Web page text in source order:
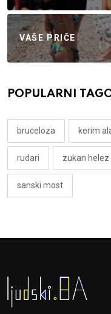
VAŠE PRIČE
POPULARNI
bruceloza kerim
rudari zukan helez
sanski most